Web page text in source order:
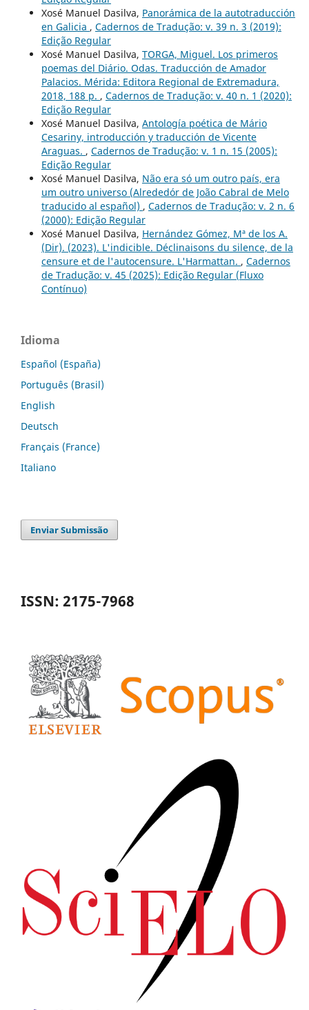
Xosé Manuel Dasilva, Panorámica de la autotraducción
en Galicia , Cadernos de Tradução: v. 39 n. 3 (2019):
Edição Regular
Xosé Manuel Dasilva, TORGA, Miguel. Los primeros
poemas del Diário. Odas. Traducción de Amador
Palacios. Mérida: Editora Regional de Extremadura,
2018, 188 p. , Cadernos de Tradução: v. 40 n. 1 (2020):
Edição Regular
Xosé Manuel Dasilva, Antología poética de Mário
Cesariny, introducción y traducción de Vicente
Araguas. , Cadernos de Tradução: v. 1 n. 15 (2005):
Edição Regular
Xosé Manuel Dasilva, Não era só um outro país, era
um outro universo (Alrededór de João Cabral de Melo
traducido al español) , Cadernos de Tradução: v. 2 n. 6
(2000): Edição Regular
Xosé Manuel Dasilva, Hernández Gómez, Mª de los A.
(Dir). (2023). L'indicible. Déclinaisons du silence, de la
censure et de l'autocensure. L'Harmattan. , Cadernos
de Tradução: v. 45 (2025): Edição Regular (Fluxo
Contínuo)
Idioma
Español (España)
Português (Brasil)
English
Deutsch
Français (France)
Italiano
Enviar Submissão
ISSN: 2175-7968